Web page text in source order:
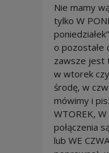
Nie mamy
tylko W
o pozostałe
zawsze jest
w wtorek
środę, w
mówimy i
WTOREK, W
połączenia
lub WE